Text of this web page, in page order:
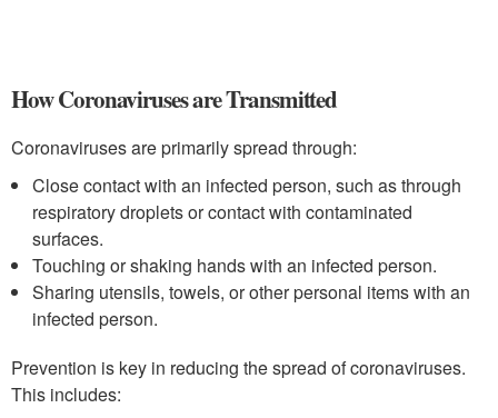
How Coronaviruses are Transmitted
Coronaviruses are primarily spread through:
Close contact with an infected person, such as through
respiratory droplets or contact with contaminated
surfaces.
Touching or shaking hands with an infected person.
Sharing utensils, towels, or other personal items with an
infected person.
Prevention is key in reducing the spread of coronaviruses.
This includes: